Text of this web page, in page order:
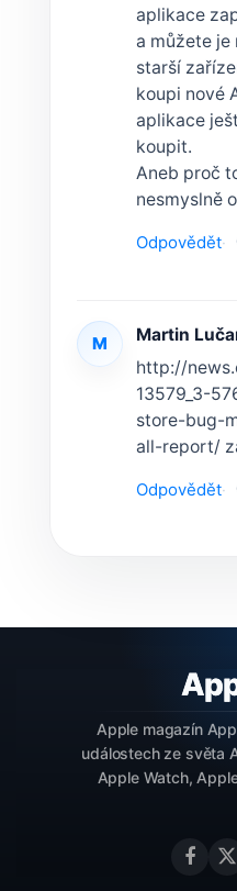
aplikace
a můžete je
starší
koupi nové
aplikace
koupit.
Aneb proč
nesmyslně
Odpovědět·
M Martin
http://
13579_3-
store-bug-
all-report/
Odpovědět·
Apple magazín
událostech ze světa
Apple Watch,